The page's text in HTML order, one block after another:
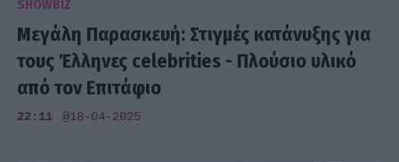
SHOWBIZ
Μεγάλη Παρασκευή: Στιγμές κατάνυξης για
τους Έλληνες celebrities - Πλούσιο υλικό
από τον Επιτάφιο
22:11 @18-04-2025